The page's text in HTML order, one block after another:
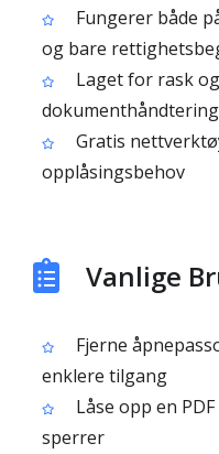
Fungerer både
og bare
Laget for rask
dokumenthåndtering
Gratis
opplåsingsbehov
Vanlige
Fjerne
enklere tilgang
Låse opp en
sperrer